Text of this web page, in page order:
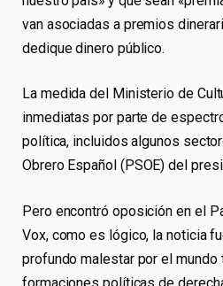
van asociadas a premios
dedique dinero público.
La medida del Ministerio de
inmediatas por parte de
política, incluidos algunos
Obrero Español (PSOE) del
Pero encontró oposición en el
Vox, como es lógico, la noticia
profundo malestar por el mundo